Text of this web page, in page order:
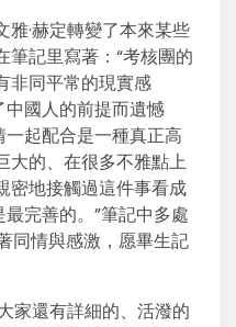
·赫定轉變了本來某些
筆記里寫著：“考核團的
非同平常的現實感
中國人的前提而遺憾
一起配合是一種真正高
大的、在很多不雅點上
密地接觸過這件事看成
完善的。”筆記中多處
同情與感激，愿畢生記
家還有詳細的、活潑的